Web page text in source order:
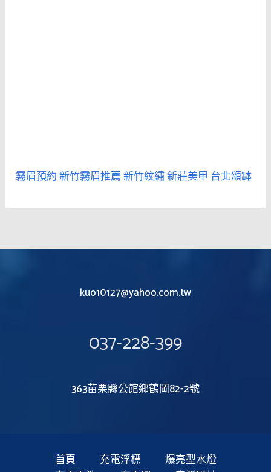
霧眉預約新竹霧眉推薦新竹紋繡新莊美甲 台北頌缽
kuo10127@yahoo.com.tw
037-228-399
363苗栗縣公館鄉鶴岡82-2號
首頁 充電浮標
爆亮型水燈